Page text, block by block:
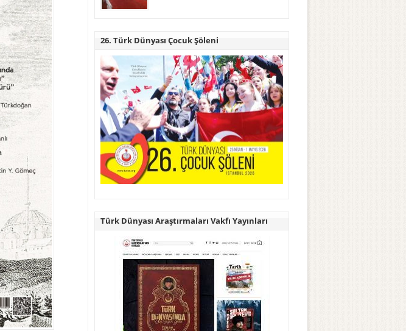
26. Türk Dünyası Çocuk Şöleni
Türk Dünyası Araştırmaları Vakfı Yayınları